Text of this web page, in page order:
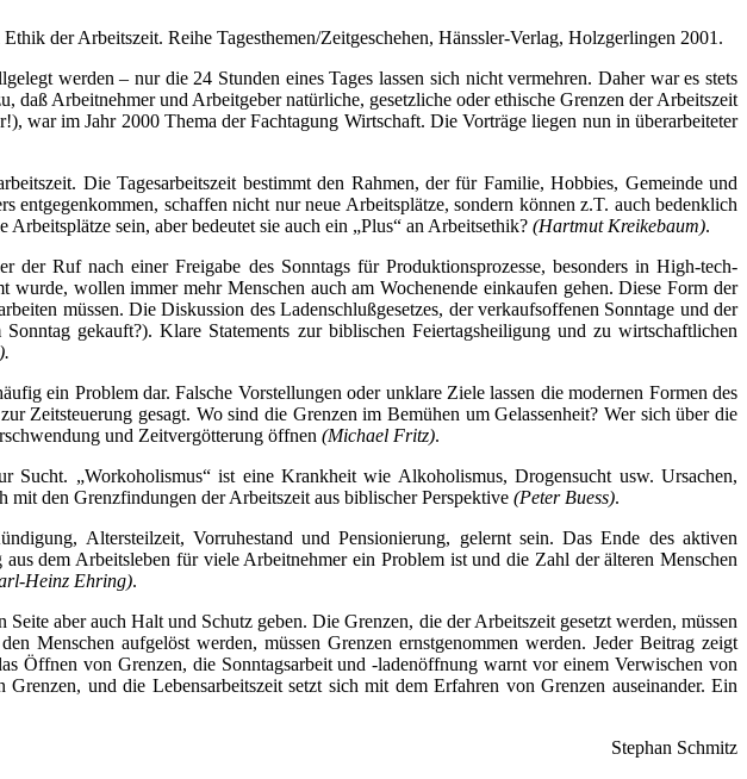
der Arbeitszeit. Reihe Tagesthemen/Zeitgeschehen, Hänssler-Verlag, Holzgerlingen 2001.
werden – nur die 24 Stunden eines Tages lassen sich nicht vermehren. Daher war es stets
Arbeitnehmer und Arbeitgeber natürliche, gesetzliche oder ethische Grenzen der Arbeitszeit
war im Jahr 2000 Thema der Fachtagung Wirtschaft. Die Vorträge liegen nun in überarbeiteter
Die Tagesarbeitszeit bestimmt den Rahmen, der für Familie, Hobbies, Gemeinde und
schaffen nicht nur neue Arbeitsplätze, sondern können z.T. auch bedenklich
sein, aber bedeutet sie auch ein „Plus“ an Arbeitsethik? (Hartmut Kreikebaum).
Ruf nach einer Freigabe des Sonntags für Produktionsprozesse, besonders in High-tech-
wollen immer mehr Menschen auch am Wochenende einkaufen gehen. Diese Form der
müssen. Die Diskussion des Ladenschlußgesetzes, der verkaufsoffenen Sonntage und der
gekauft?). Klare Statements zur biblischen Feiertagsheiligung und zu wirtschaftlichen
ein Problem dar. Falsche Vorstellungen oder unklare Ziele lassen die modernen Formen des
Zeitsteuerung gesagt. Wo sind die Grenzen im Bemühen um Gelassenheit? Wer sich über die
und Zeitvergötterung öffnen (Michael Fritz).
„Workoholismus“ ist eine Krankheit wie Alkoholismus, Drogensucht usw. Ursachen,
mit den Grenzfindungen der Arbeitszeit aus biblischer Perspektive (Peter Buess).
Altersteilzeit, Vorruhestand und Pensionierung, gelernt sein. Das Ende des aktiven
dem Arbeitsleben für viele Arbeitnehmer ein Problem ist und die Zahl der älteren Menschen
Heinz Ehring).
aber auch Halt und Schutz geben. Die Grenzen, die der Arbeitszeit gesetzt werden, müssen
Menschen aufgelöst werden, müssen Grenzen ernstgenommen werden. Jeder Beitrag zeigt
Öffnen von Grenzen, die Sonntagsarbeit und -ladenöffnung warnt vor einem Verwischen von
und die Lebensarbeitszeit setzt sich mit dem Erfahren von Grenzen auseinander. Ein
Stephan Schmitz